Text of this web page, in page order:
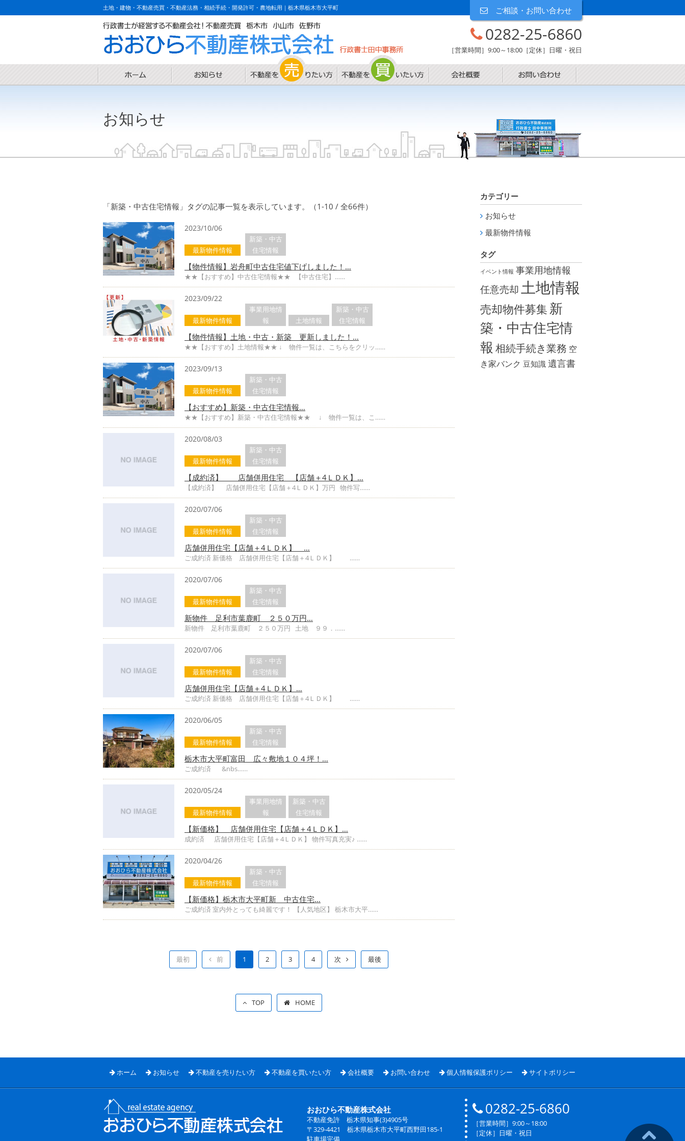
土地・建物・不動産売買・不動産法務・相続手続・開発許可・農地転用｜栃木県栃木市大平町 ご相談・お問い合わせ
0282-25-6860
［営業時間］9:00～18:00［定休］日曜・祝日
お知らせ
「新築・中古住宅情報」タグの記事一覧を表示しています。（1-10 / 全66件）
2023/10/06
最新物件情報
新築・中古
住宅情報
【物件情報】岩舟町中古住宅値下げしました！…
★★【おすすめ】中古住宅情報★★ 【中古住宅】……
2023/09/22
最新物件情報
事業用地情
報
土地情報
新築・中古
住宅情報
【物件情報】土地・中古・新築 更新しました！…
★★【おすすめ】土地情報★★ ↓ 物件一覧は、こちらをクリッ……
2023/09/13
最新物件情報
新築・中古
住宅情報
【おすすめ】新築・中古住宅情報…
★★【おすすめ】新築・中古住宅情報★★ ↓ 物件一覧は、こ……
2020/08/03
最新物件情報
新築・中古
住宅情報
【成約済】 店舗併用住宅 【店舗＋4ＬＤＫ】…
【成約済】 店舗併用住宅【店舗＋4ＬＤＫ】万円 物件写……
2020/07/06
最新物件情報
新築・中古
住宅情報
店舗併用住宅【店舗＋4ＬＤＫ】 …
ご成約済 新価格 店舗併用住宅【店舗＋4ＬＤＫ】 ……
2020/07/06
最新物件情報
新築・中古
住宅情報
新物件 足利市葉鹿町 ２５０万円…
新物件 足利市葉鹿町 ２５０万円 土地 ９９．……
2020/07/06
最新物件情報
新築・中古
住宅情報
店舗併用住宅【店舗＋4ＬＤＫ】…
ご成約済 新価格 店舗併用住宅【店舗＋4ＬＤＫ】 ……
2020/06/05
最新物件情報
新築・中古
住宅情報
栃木市大平町富田 広々敷地１０４坪！…
ご成約済 &nbs……
2020/05/24
最新物件情報
事業用地情
報
新築・中古
住宅情報
【新価格】 店舗併用住宅【店舗＋4ＬＤＫ】…
成約済 店舗併用住宅【店舗＋4ＬＤＫ】 物件写真充実♪ ……
2020/04/26
最新物件情報
新築・中古
住宅情報
【新価格】栃木市大平町新 中古住宅…
ご成約済 室内外とっても綺麗です！ 【人気地区】 栃木市大平……
最初 前 1 2 3 4 次 最後
TOP HOME
カテゴリー
お知らせ
最新物件情報
タグ
イベント情報 事業用地情報
任意売却土地情報
売却物件募集 新
築・中古住宅情
報 相続手続き業務 空
き家バンク 豆知識 遺言書
ホーム お知らせ 不動産を売りたい方 不動産を買いたい方 会社概要 お問い合わせ 個人情報保護ポリシー サイトポリシー
おおひら不動産株式会社
不動産免許 栃木県知事(3)4905号
〒329-4421 栃木県栃木市大平町西野田185-1
駐車場完備
0282-25-6860
［営業時間］9:00～18:00
［定休］日曜・祝日